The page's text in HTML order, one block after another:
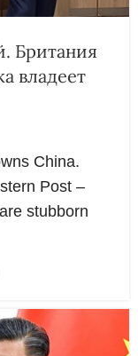
Британия
владеет
China.
Post –
stubborn